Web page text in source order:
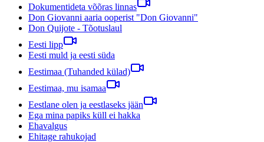
Dokumentideta võõras linnas
Don Giovanni aaria ooperist "Don Giovanni"
Don Quijote - Tõotuslaul
Eesti lipp
Eesti muld ja eesti süda
Eestimaa (Tuhanded külad)
Eestimaa, mu isamaa
Eestlane olen ja eestlaseks jään
Ega mina papiks küll ei hakka
Ehavalgus
Ehitage rahukojad